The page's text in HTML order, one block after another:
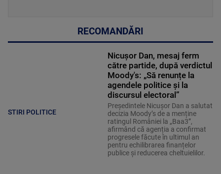
RECOMANDĂRI
STIRI POLITICE
Nicușor Dan, mesaj ferm
către partide, după verdictul
Moody's: „Să renunțe la
agendele politice şi la
discursul electoral”
Președintele Nicușor Dan a salutat
decizia Moody’s de a menține
ratingul României la „Baa3”,
afirmând că agenția a confirmat
progresele făcute în ultimul an
pentru echilibrarea finanțelor
publice și reducerea cheltuielilor.